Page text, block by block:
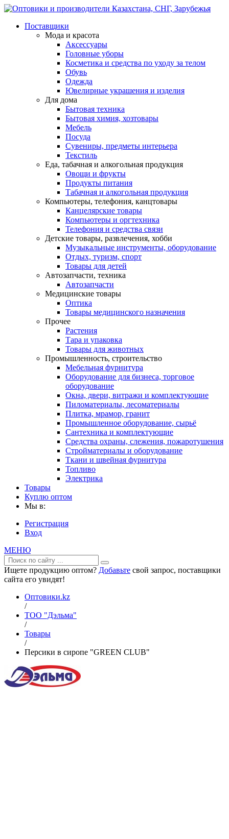
Поставщики
Мода и красота
Аксессуары
Головные уборы
Косметика и средства по уходу за телом
Обувь
Одежда
Ювелирные украшения и изделия
Для дома
Бытовая техника
Бытовая химия, хозтовары
Мебель
Посуда
Сувениры, предметы интерьера
Текстиль
Еда, табачная и алкогольная продукция
Овощи и фрукты
Продукты питания
Табачная и алкогольная продукция
Компьютеры, телефония, канцтовары
Канцелярские товары
Компьютеры и оргтехника
Телефония и средства связи
Детские товары, развлечения, хобби
Музыкальные инструменты, оборудование
Отдых, туризм, спорт
Товары для детей
Автозапчасти, техника
Автозапчасти
Медицинские товары
Оптика
Товары медицинского назначения
Прочее
Растения
Тара и упаковка
Товары для животных
Промышленность, строительство
Мебельная фурнитура
Оборудование для бизнеса, торговое
оборудование
Окна, двери, витражи и комплектующие
Пиломатериалы, лесоматериалы
Плитка, мрамор, гранит
Промышленное оборудование, сырьё
Сантехника и комплектующие
Средства охраны, слежения, пожаротушения
Стройматериалы и оборудование
Ткани и швейная фурнитура
Топливо
Электрика
Товары
Куплю оптом
Мы в:
Регистрация
Вход
МЕНЮ
Ищете продукцию оптом? Добавьте свой запрос, поставщики
сайта его увидят!
Оптовики.kz
/
ТОО "Дэльма"
/
Товары
/
Персики в сиропе "GREEN CLUB"